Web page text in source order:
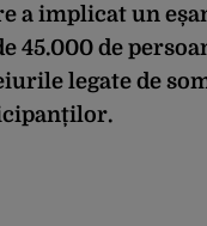
a implicat un
45.000 de
legate de